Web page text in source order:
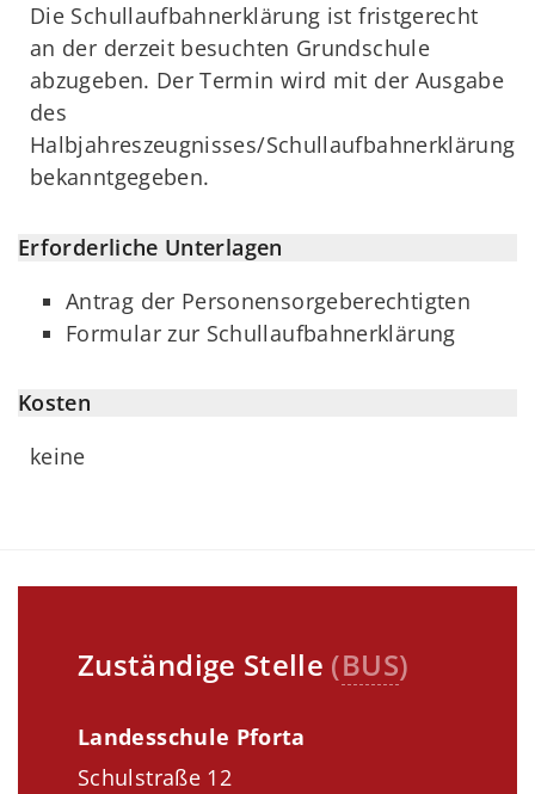
Die Schullaufbahnerklärung ist fristgerecht
an der derzeit besuchten Grundschule
abzugeben. Der Termin wird mit der Ausgabe
des
Halbjahreszeugnisses/Schullaufbahnerklärung
bekanntgegeben.
Erforderliche Unterlagen
Antrag der Personensorgeberechtigten
Formular zur Schullaufbahnerklärung
Kosten
keine
Zuständige Stelle (BUS)
Landesschule Pforta
Schulstraße 12